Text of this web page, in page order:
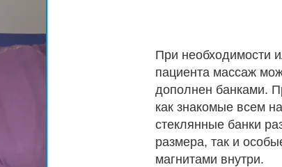
При необходимости
пациента массаж
дополнен банками.
как знакомые всем
стеклянные банки
размера, так и
магнитами внутри.